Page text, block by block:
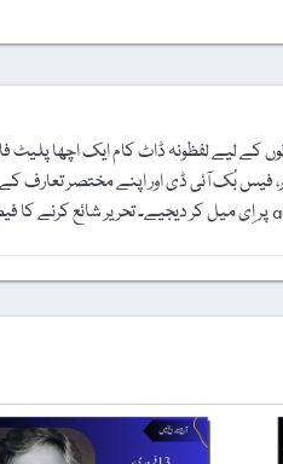
لیے لفظونہ ڈاٹ کام ایک اچھا پلیٹ
فیس بُک آئی ڈی اور اپنے مختصر تعارف